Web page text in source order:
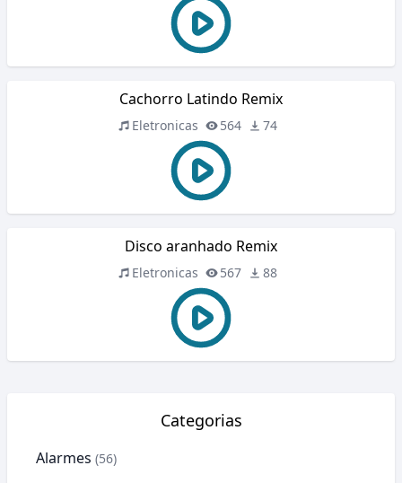
Cachorro Latindo Remix
Eletronicas 564 74
Disco aranhado Remix
Eletronicas 567 88
Categorias
Alarmes (56)